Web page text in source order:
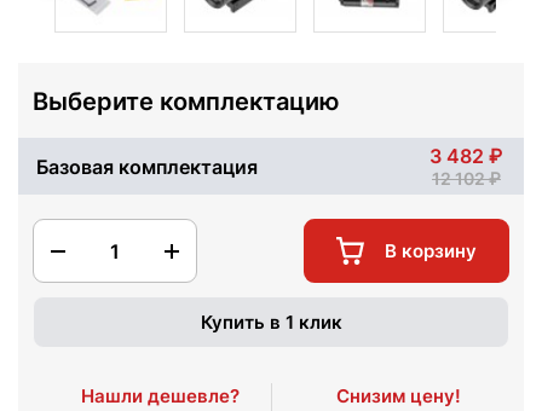
Выберите комплектацию
Базовая комплектация 3 482
12 102
1 В корзину
Купить в 1 клик
Нашли дешевле? Снизим цену!